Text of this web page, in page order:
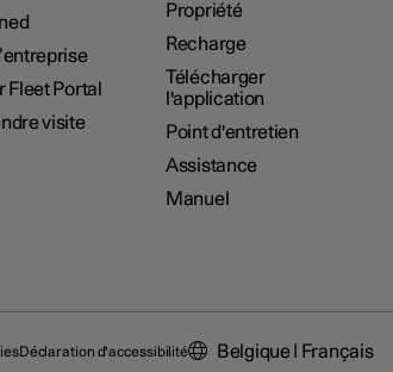
Fleet Portal
visite
Propriété
Recharge
Télécharger
l'application
Point d'entretien
Assistance
Manuel
Déclaration d'accessibilité Belgique | Français